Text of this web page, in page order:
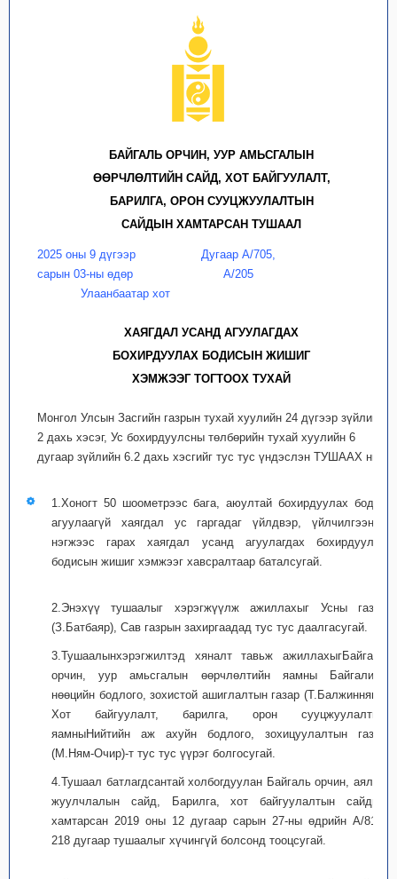
БАЙГАЛЬ ОРЧИН, УУР АМЬСГАЛЫН
ӨӨРЧЛӨЛТИЙН САЙД, ХОТ БАЙГУУЛАЛТ,
БАРИЛГА, ОРОН СУУЦЖУУЛАЛТЫН
САЙДЫН ХАМТАРСАН ТУШААЛ
2025 оны 9 дүгээр
сарын 03-ны өдөр
Дугаар А/705,
А/205
Улаанбаатар хот
ХАЯГДАЛ УСАНД АГУУЛАГДАХ
БОХИРДУУЛАХ БОДИСЫН ЖИШИГ
ХЭМЖЭЭГ ТОГТООХ ТУХАЙ
Монгол Улсын Засгийн газрын тухай хуулийн 24 дүгээр зүйлийн
2 дахь хэсэг, Ус бохирдуулсны төлбөрийн тухай хуулийн 6
дугаар зүйлийн 6.2 дахь хэсгийг тус тус үндэслэн ТУШААХ нь:
1.Хоногт 50 шоометрээс бага, аюултай бохирдуулах бодис
агуулаагүй хаягдал ус гаргадаг үйлдвэр, үйлчилгээний
нэгжээс гарах хаягдал усанд агуулагдах бохирдуулах
бодисын жишиг хэмжээг хавсралтаар баталсугай.
2.Энэхүү тушаалыг хэрэгжүүлж ажиллахыг Усны газар
(З.Батбаяр), Сав газрын захиргаадад тус тус даалгасугай.
3.Тушаалынхэрэгжилтэд хяналт тавьж ажиллахыгБайгаль
орчин, уур амьсгалын өөрчлөлтийн яамны Байгалийн
нөөцийн бодлого, зохистой ашиглалтын газар (Т.Балжинням),
Хот байгуулалт, барилга, орон сууцжуулалтын
яамныНийтийн аж ахуйн бодлого, зохицуулалтын газар
(М.Ням-Очир)-т тус тус үүрэг болгосугай.
4.Тушаал батлагдсантай холбогдуулан Байгаль орчин, аялал
жуулчлалын сайд, Барилга, хот байгуулалтын сайдын
хамтарсан 2019 оны 12 дугаар сарын 27-ны өдрийн А/816,
218 дугаар тушаалыг хүчингүй болсонд тооцсугай.